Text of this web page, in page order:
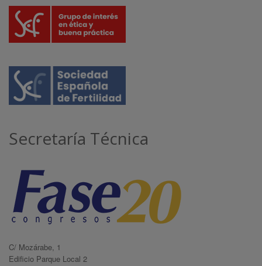
Secretaría Técnica
C/ Mozárabe, 1
Edificio Parque Local 2